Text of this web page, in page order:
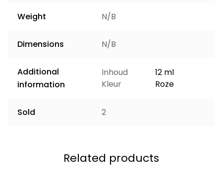
Weight N/B
Dimensions N/B
Additional
information
Inhoud
12 ml
Kleur
Roze
Sold 2
Related products